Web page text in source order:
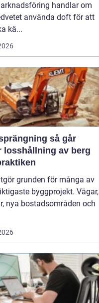
handlar om
använda doft för att
kä...
så går
losshållning av berg
grunden för många av
byggprojekt. Vägar,
nya bostadsområden och